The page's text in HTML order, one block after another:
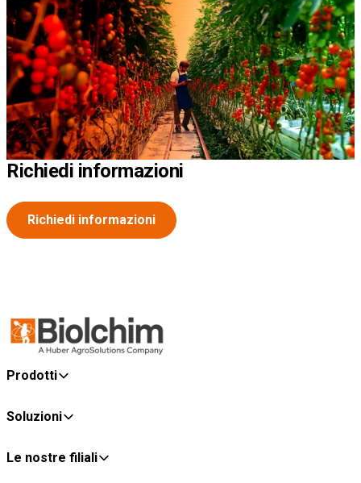
Richiedi informazioni
Richiedi informazioni
Prodotti
Soluzioni
Le nostre filiali